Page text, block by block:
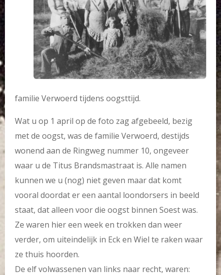
familie Verwoerd tijdens oogsttijd.
Wat u op 1 april op de foto zag afgebeeld, bezig
met de oogst, was de familie Verwoerd, destijds
wonend aan de Ringweg nummer 10, ongeveer
waar u de Titus Brandsmastraat is. Alle namen
kunnen we u (nog) niet geven maar dat komt
vooral doordat er een aantal loondorsers in beeld
staat, dat alleen voor die oogst binnen Soest was.
Ze waren hier een week en trokken dan weer
verder, om uiteindelijk in Eck en Wiel te raken waar
ze thuis hoorden.
De elf volwassenen van links naar recht, waren: